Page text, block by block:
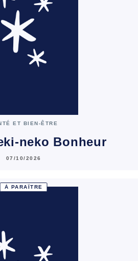
ET BIEN-ÊTRE
neko Bonheur
07/10/2026
À PARAÎTRE